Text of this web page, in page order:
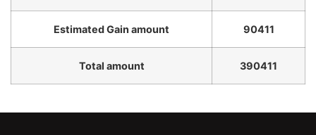
Estimated Gain amount 90411
Total amount 390411